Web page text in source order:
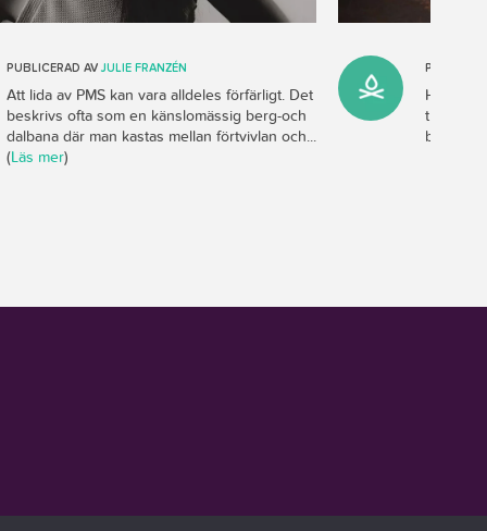
PUBLICERAD AV JULIE FRANZÉN
Att lida av PMS kan vara alldeles förfärligt. Det
beskrivs ofta som en känslomässig berg-och
dalbana där man kastas mellan förtvivlan och...
(Läs mer)
Hösten
tung
blir